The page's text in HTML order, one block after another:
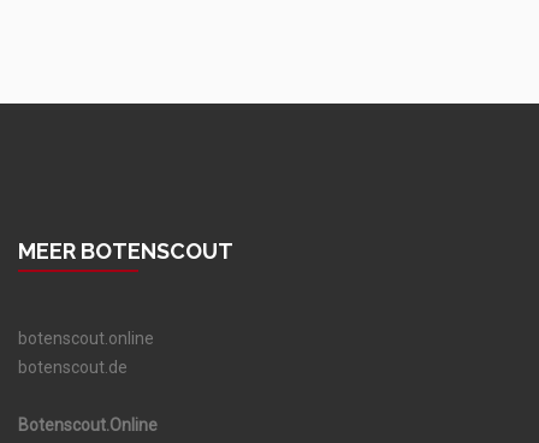
MEER BOTENSCOUT
botenscout.online
botenscout.de
Botenscout.Online